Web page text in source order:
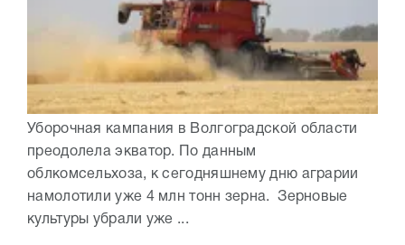
Уборочная кампания в Волгоградской области
преодолела экватор. По данным
облкомсельхоза, к сегодняшнему дню аграрии
намолотили уже 4 млн тонн зерна. Зерновые
культуры убрали уже ...